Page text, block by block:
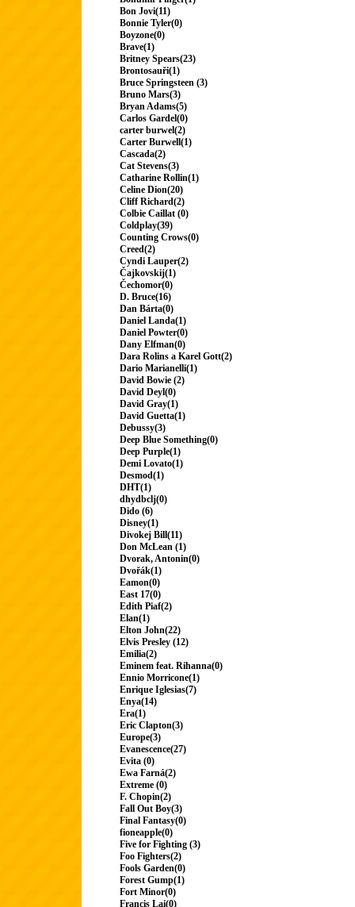
Bon Jovi(11)
Bonnie Tyler(0)
Boyzone(0)
Brave(1)
Britney Spears(23)
Brontosauři(1)
Bruce Springsteen (3)
Bruno Mars(3)
Bryan Adams(5)
Carlos Gardel(0)
carter burwel(2)
Carter Burwell(1)
Cascada(2)
Cat Stevens(3)
Catharine Rollin(1)
Celine Dion(20)
Cliff Richard(2)
Colbie Caillat (0)
Coldplay(39)
Counting Crows(0)
Creed(2)
Cyndi Lauper(2)
Čajkovskij(1)
Čechomor(0)
D. Bruce(16)
Dan Bárta(0)
Daniel Landa(1)
Daniel Powter(0)
Dany Elfman(0)
Dara Rolins a Karel Gott(2)
Dario Marianelli(1)
David Bowie (2)
David Deyl(0)
David Gray(1)
David Guetta(1)
Debussy(3)
Deep Blue Something(0)
Deep Purple(1)
Demi Lovato(1)
Desmod(1)
DHT(1)
dhydbclj(0)
Dido (6)
Disney(1)
Divokej Bill(11)
Don McLean (1)
Dvorak, Antonin(0)
Dvořák(1)
Eamon(0)
East 17(0)
Edith Piaf(2)
Elan(1)
Elton John(22)
Elvis Presley (12)
Emilia(2)
Eminem feat. Rihanna(0)
Ennio Morricone(1)
Enrique Iglesias(7)
Enya(14)
Era(1)
Eric Clapton(3)
Europe(3)
Evanescence(27)
Evita (0)
Ewa Farná(2)
Extreme (0)
F. Chopin(2)
Fall Out Boy(3)
Final Fantasy(0)
fioneapple(0)
Five for Fighting (3)
Foo Fighters(2)
Fools Garden(0)
Forest Gump(1)
Fort Minor(0)
Francis Lai(0)